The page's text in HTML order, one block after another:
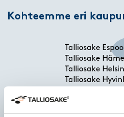
Kohteemme eri
Talliosake Espoo
Talliosake
Talliosake
Talliosake
Talliosake
Talliosake